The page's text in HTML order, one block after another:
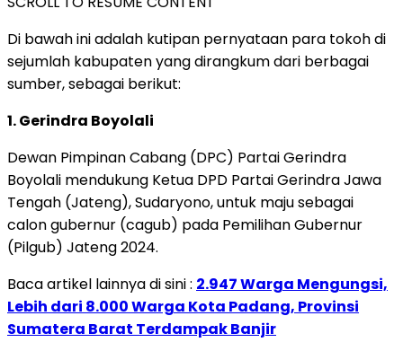
Di bawah ini adalah kutipan pernyataan para tokoh di
sejumlah kabupaten yang dirangkum dari berbagai
sumber, sebagai berikut:
1. Gerindra Boyolali
Dewan Pimpinan Cabang (DPC) Partai Gerindra
Boyolali mendukung Ketua DPD Partai Gerindra Jawa
Tengah (Jateng), Sudaryono, untuk maju sebagai
calon gubernur (cagub) pada Pemilihan Gubernur
(Pilgub) Jateng 2024.
Baca artikel lainnya di sini : 2.947 Warga Mengungsi,
Lebih dari 8.000 Warga Kota Padang, Provinsi
Sumatera Barat Terdampak Banjir